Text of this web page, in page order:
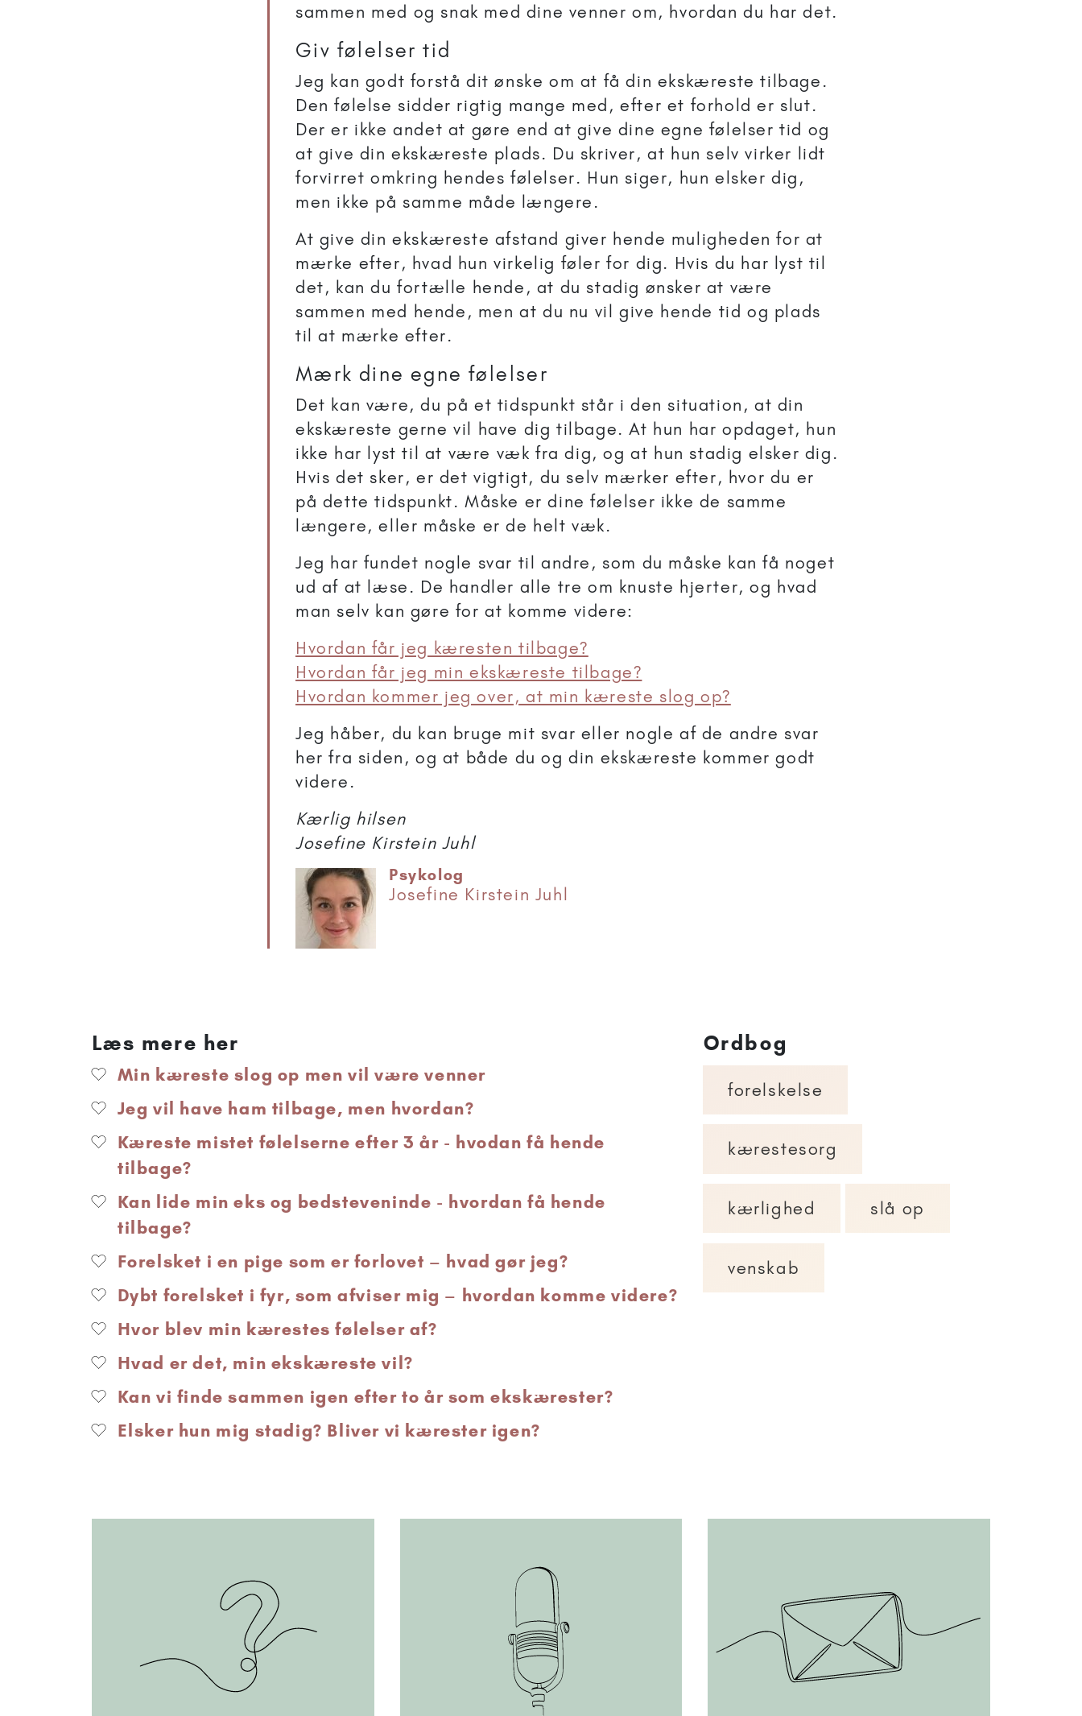
sammen med og snak med dine venner om, hvordan du har det.
Giv følelser tid
Jeg kan godt forstå dit ønske om at få din ekskæreste tilbage.
Den følelse sidder rigtig mange med, efter et forhold er slut.
Der er ikke andet at gøre end at give dine egne følelser tid og
at give din ekskæreste plads. Du skriver, at hun selv virker lidt
forvirret omkring hendes følelser. Hun siger, hun elsker dig,
men ikke på samme måde længere.
At give din ekskæreste afstand giver hende muligheden for at
mærke efter, hvad hun virkelig føler for dig. Hvis du har lyst til
det, kan du fortælle hende, at du stadig ønsker at være
sammen med hende, men at du nu vil give hende tid og plads
til at mærke efter.
Mærk dine egne følelser
Det kan være, du på et tidspunkt står i den situation, at din
ekskæreste gerne vil have dig tilbage. At hun har opdaget, hun
ikke har lyst til at være væk fra dig, og at hun stadig elsker dig.
Hvis det sker, er det vigtigt, du selv mærker efter, hvor du er
på dette tidspunkt. Måske er dine følelser ikke de samme
længere, eller måske er de helt væk.
Jeg har fundet nogle svar til andre, som du måske kan få noget
ud af at læse. De handler alle tre om knuste hjerter, og hvad
man selv kan gøre for at komme videre:
Hvordan får jeg kæresten tilbage?
Hvordan får jeg min ekskæreste tilbage?
Hvordan kommer jeg over, at min kæreste slog op?
Jeg håber, du kan bruge mit svar eller nogle af de andre svar
her fra siden, og at både du og din ekskæreste kommer godt
videre.
Kærlig hilsen
Josefine Kirstein Juhl
Psykolog
Josefine Kirstein Juhl
Læs mere her
Min kæreste slog op men vil være venner
Jeg vil have ham tilbage, men hvordan?
Kæreste mistet følelserne efter 3 år - hvodan få hende
tilbage?
Kan lide min eks og bedsteveninde - hvordan få hende
tilbage?
Forelsket i en pige som er forlovet – hvad gør jeg?
Dybt forelsket i fyr, som afviser mig – hvordan komme videre?
Hvor blev min kærestes følelser af?
Hvad er det, min ekskæreste vil?
Kan vi finde sammen igen efter to år som ekskærester?
Elsker hun mig stadig? Bliver vi kærester igen?
Ordbog
forelskelse
kærestesorg
kærlighed slå op
venskab